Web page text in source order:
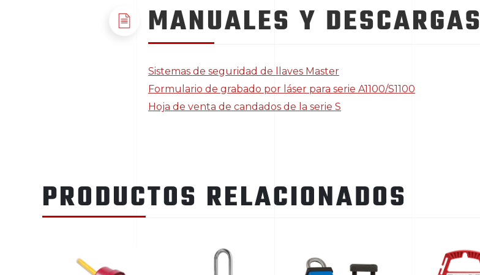
MANUALES Y DESCARGAS
Sistemas de seguridad de llaves Master
Formulario de grabado por láser para serie A1100/S1100
Hoja de venta de candados de la serie S
PRODUCTOS RELACIONADOS